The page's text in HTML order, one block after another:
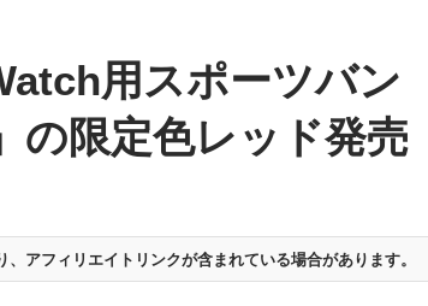
用スポーツバン
の限定色レッド発売
アフィリエイトリンクが含まれている場合があります。